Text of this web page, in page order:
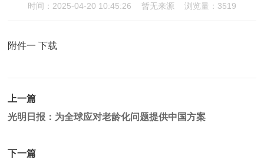
时间：2025-04-20 10:45:26 暂无来源 浏览量：3519
附件一 下载
上一篇
光明日报：为全球应对老龄化问题提供中国方案
下一篇